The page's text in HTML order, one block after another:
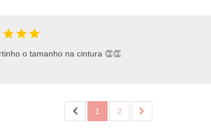
o tamanho na cintura 👏👏
1 2